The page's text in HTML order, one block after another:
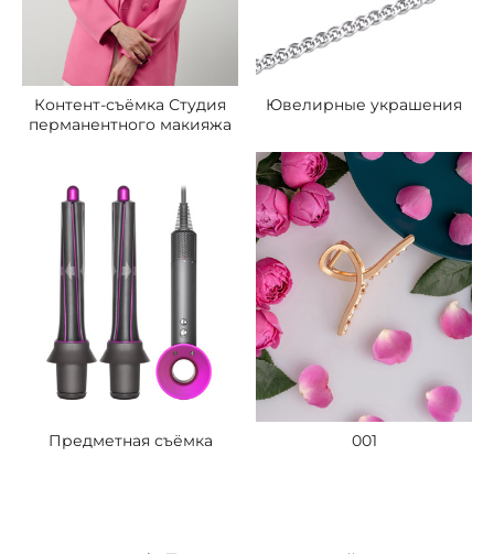
Контент-съёмка Студия
перманентного макияжа
Ювелирные украшения
Предметная съёмка 001